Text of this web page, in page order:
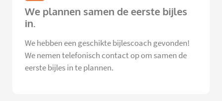
We plannen samen de eerste bijles
in.
We hebben een geschikte bijlescoach gevonden!
We nemen telefonisch contact op om samen de
eerste bijles in te plannen.